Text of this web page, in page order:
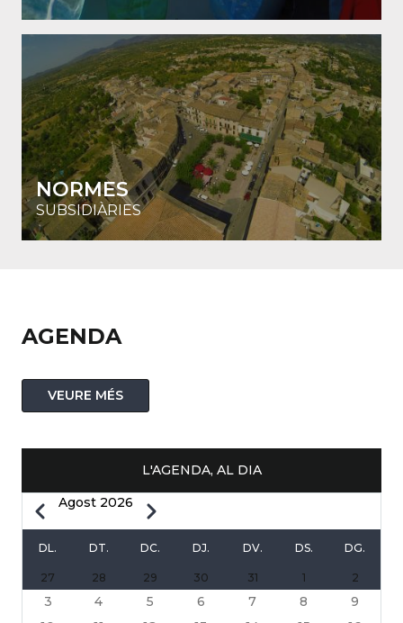
NORMES
SUBSIDIÀRIES
AGENDA
VEURE MÉS
L'AGENDA, AL DIA
PAGINACIÓ
Previous
Agost 2026 Next
DL. DT. DC. DJ. DV. DS. DG.
27 28 29 30 31 1 2
3 4 5 6 7 8
9